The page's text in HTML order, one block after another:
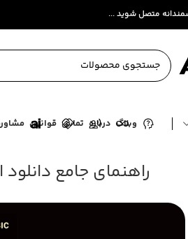
وبلاگ درباره تماس قوانین
راهنمای جامع